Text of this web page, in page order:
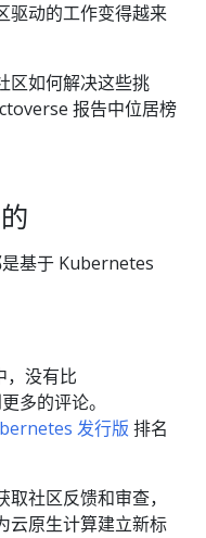
驱动的工作变得越来
区如何解决这些挑
报告中位居榜
基于 Kubernetes
，没有比
多的评论。
发行版 排名
社区反馈和审查，
云原生计算建立新标